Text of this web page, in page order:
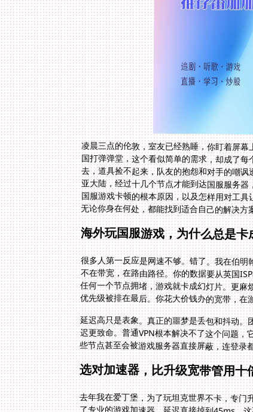
凌晨三点的伦敦，室友已经熟睡，你盯着屏
国打弹弹堂，这个看似简单的需求，却成了
去，道具捡不起来，队友的抱怨和对手的嘲
亚大陆，经过十几个节点才能到达国服服务
国服游戏卡顿的根本原因，以及怎样用对工
无论你身在何处，都能找到适合自己的解决方
海外玩国服游戏，为什么总是卡
很多人第一反应是网速不够。错了。我在伯
不在带宽，在路由路径。你的数据要从英国
任何一个节点拥堵，游戏就卡成幻灯片。更
优先级被排在最后。你花大价钱办的宽带，在
延迟高只是表象。真正的噩梦是丢包和抖动
迟更致命。普通VPN根本解决不了这个问题
些节点甚至会被游戏服务器直接屏蔽，连登
选对加速器，比升级宽带管用十
去年我在爱丁堡，为了玩坦克世界不卡，专
了专业的游戏加速器，延迟直接掉到45ms。